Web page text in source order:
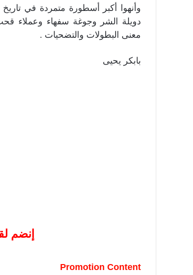
وأنهوا أكبر أسطورة متمردة في
دويلة الشر وجوغة سفهاء وعملاء
معنى البطولات والتضحيات .
بابكر يحيى
إنضم
Promotion Content